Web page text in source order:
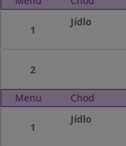
1
Jídlo
2
Menu Chod
1
Jídlo